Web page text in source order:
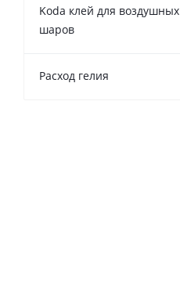
Koda клей для воздушных
шаров
Расход гелия